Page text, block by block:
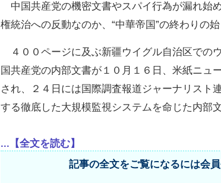
中国共産党の機密文書やスパイ行為が漏れ始
権統治への反動なのか、“中華帝国”の終わりの始
４００ページに及ぶ新疆ウイグル自治区での
国共産党の内部文書が１０月１６日、米紙ニュ
され、２４日には国際調査報道ジャーナリスト
する徹底した大規模監視システムを命じた内部
...【全文を読む】
記事の全文をご覧になるには会員